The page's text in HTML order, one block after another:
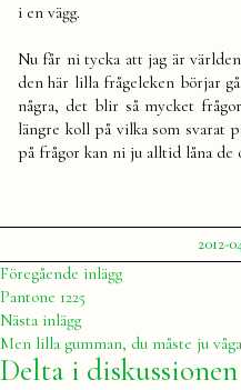
i en vägg.
Nu får ni tycka att jag är
den här lilla frågeleken börjar
några, det blir så mycket
längre koll på vilka som svarat
på frågor kan ni ju alltid låna de
av
Julia
2012-
Inläggsnavigering
Föregående inläggFöregående
Pantone 1225
Nästa inläggNästa
inlägg:
Men lilla gumman, du måste ju
Delta i diskussionen